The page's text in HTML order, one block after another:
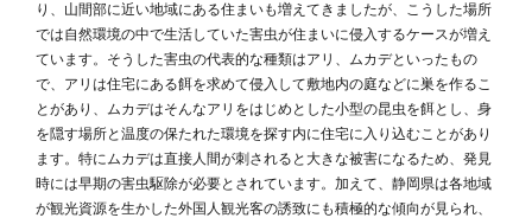
り、山間部に近い地域にある住まいも増えてきましたが、こうした場所
では自然環境の中で生活していた害虫が住まいに侵入するケースが増え
ています。そうした害虫の代表的な種類はアリ、ムカデといったもの
で、アリは住宅にある餌を求めて侵入して敷地内の庭などに巣を作るこ
とがあり、ムカデはそんなアリをはじめとした小型の昆虫を餌とし、身
を隠す場所と温度の保たれた環境を探す内に住宅に入り込むことがあり
ます。特にムカデは直接人間が刺されると大きな被害になるため、発見
時には早期の害虫駆除が必要とされています。加えて、静岡県は各地域
が観光資源を生かした外国人観光客の誘致にも積極的な傾向が見られ、